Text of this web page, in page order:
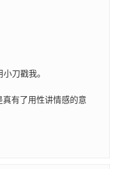
刀戳我。
有了用性讲情感的意